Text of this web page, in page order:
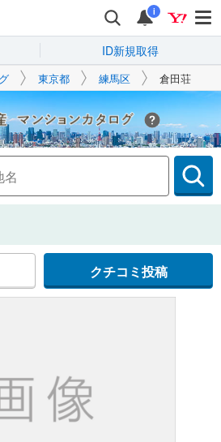
i
ID新規取得
東京都 練馬区 倉田荘
Yahoo!不動産
クチコミ投稿